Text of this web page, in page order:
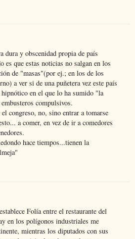
dura y obscenidad propia de país
es que estas noticias no salgan en los
de "masas"(por ej.; en los de los
a ver si de una puñetera vez este país
hipnótico en el que lo ha sumido "la
compulsivos.
congreso, no, sino entrar a tomarse
a comer, en vez de ir a comedores
hace tiempos...tienen la
Folía entre el restaurante del
en los polígonos industriales me
mientras los diputados con sus